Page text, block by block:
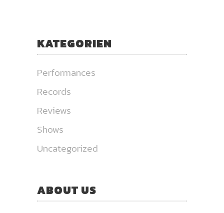
KATEGORIEN
Performances
Records
Reviews
Shows
Uncategorized
ABOUT US